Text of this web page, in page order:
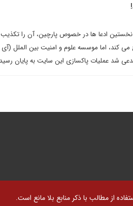
ادعا ها در خصوص پارچین، آن را تکذیب
کند، اما موسسه علوم و امنیت بین الملل
شد عملیات پاکسازی این سایت به پایان
از مطالب با ذکر منابع بلا مانع است.